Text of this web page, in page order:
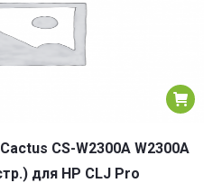
CS-W2300A W2300A
для HP CLJ Pro